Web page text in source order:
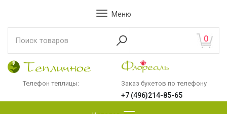
Меню
0
Телефон теплицы: Заказ букетов по телефону
+7 (496)214-85-65